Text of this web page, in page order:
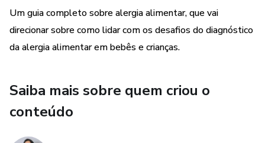
Um guia completo sobre alergia alimentar, que vai
direcionar sobre como lidar com os desafios do diagnóstico
da alergia alimentar em bebês e crianças.
Saiba mais sobre quem criou o
conteúdo